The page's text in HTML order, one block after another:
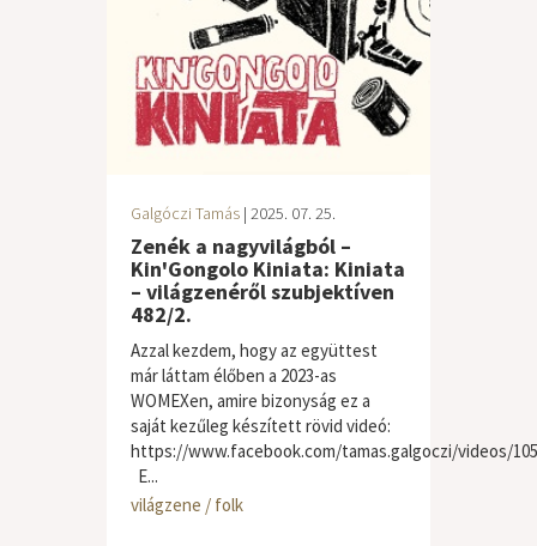
Galgóczi Tamás | 2025. 07. 25.
Zenék a nagyvilágból –
Kin'Gongolo Kiniata: Kiniata
– világzenéről szubjektíven
482/2.
Azzal kezdem, hogy az együttest
már láttam élőben a 2023-as
WOMEXen, amire bizonyság ez a
saját kezűleg készített rövid videó:
https://www.facebook.com/tamas.galgoczi/videos/
E...
világzene / folk